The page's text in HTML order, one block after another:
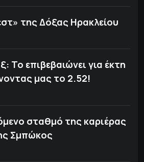
της Δόξας Ηρακλείου
Το επιβεβαιώνει για έκτη
μας το 2.52!
σταθμό της καριέρας
Σμπώκος